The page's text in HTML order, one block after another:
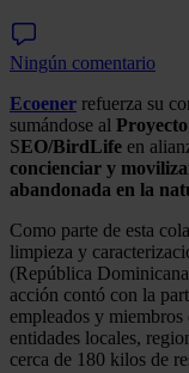
Ningún comentario
Ecoener refuerza su
sumándose al
SEO/BirdLife en
concienciar y
abandonada en la
Como parte de esta
limpieza y
(República
acción contó con la
empleados y
entidades locales,
cerca de 180 kilos de